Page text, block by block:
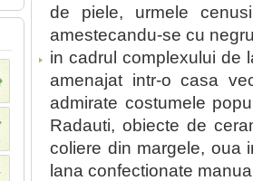
de piele, urmele
amestecandu-se cu
in cadrul complexului de
amenajat intr-o casa
admirate costumele
Radauti, obiecte de
coliere din margele, oua
lana confectionate